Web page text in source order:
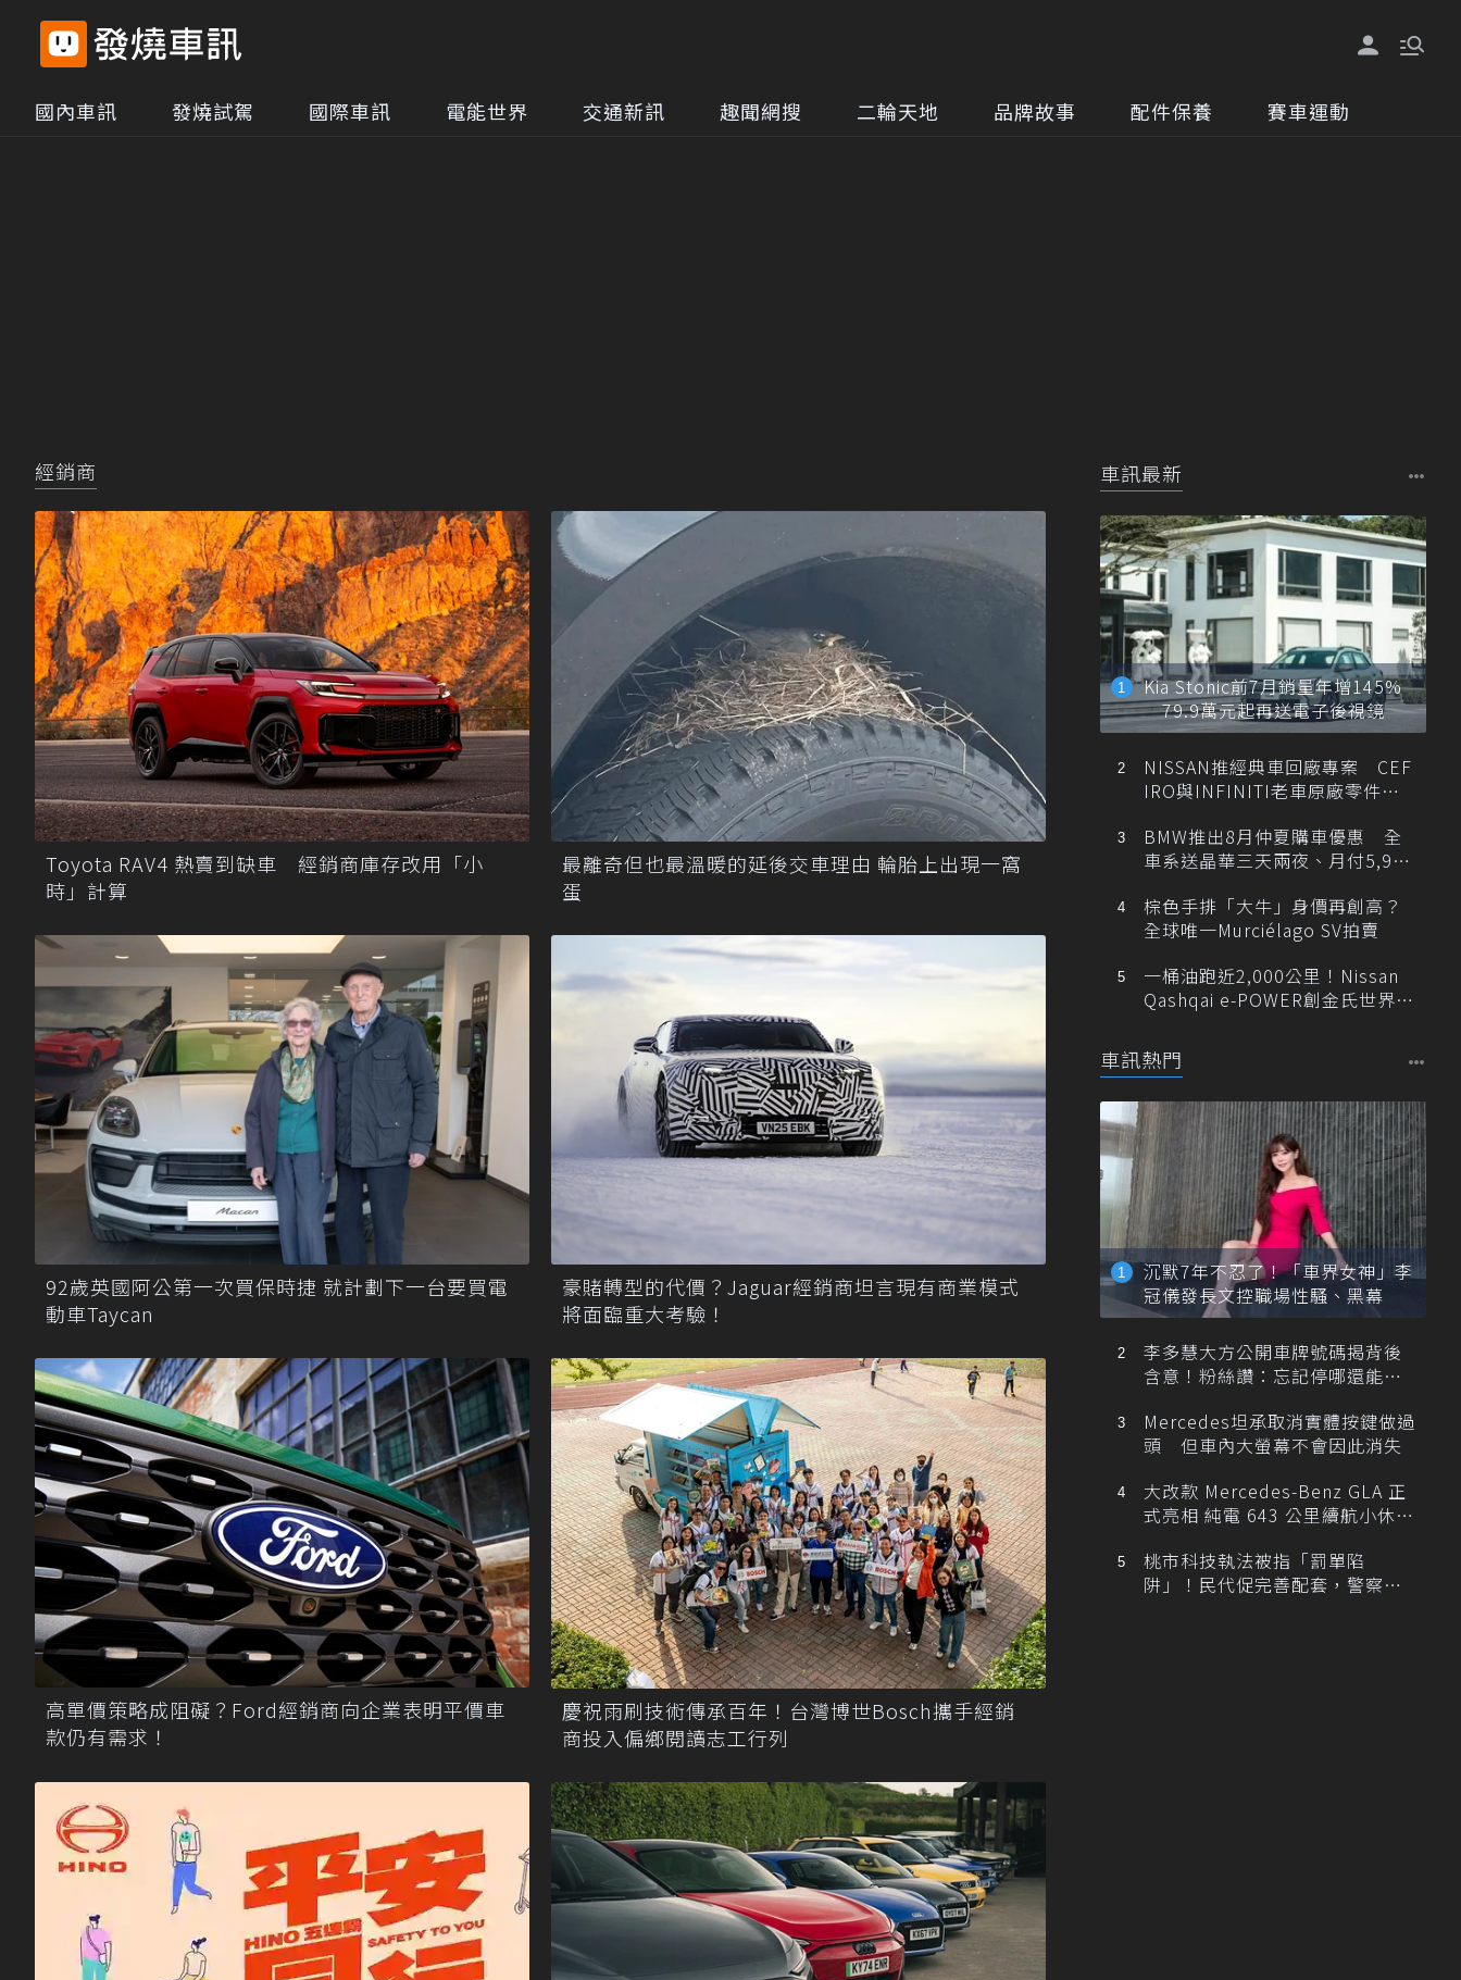
國內車訊 發燒試駕 國際車訊 電能世界 交通新訊 趣聞網搜 二輪天地 品牌故事 配件保養 賽車運動
經銷商
Toyota RAV4 熱賣到缺車 經銷商庫存改用「小
時」計算
最離奇但也最溫暖的延後交車理由 輪胎上出現一窩
蛋
92歲英國阿公第一次買保時捷 就計劃下一台要買電
動車Taycan
豪賭轉型的代價？Jaguar經銷商坦言現有商業模式
將面臨重大考驗！
高單價策略成阻礙？Ford經銷商向企業表明平價車
款仍有需求！
慶祝雨刷技術傳承百年！台灣博世Bosch攜手經銷
商投入偏鄉閱讀志工行列
車訊最新
Kia Stonic前7月銷量年增145%
79.9萬元起再送電子後視鏡
NISSAN推經典車回廠專案 CEF
IRO與INFINITI老車原廠零件最
BMW推出8月仲夏購車優惠 全
車系送晶華三天兩夜、月付5,900
棕色手排「大牛」身價再創高？
全球唯一Murciélago SV拍賣
一桶油跑近2,000公里！Nissan
Qashqai e-POWER創金氏世界紀
車訊熱門
沉默7年不忍了！「車界女神」李
冠儀發長文控職場性騷、黑幕
李多慧大方公開車牌號碼揭背後
含意！粉絲讚：忘記停哪還能幫
Mercedes坦承取消實體按鍵做過
頭 但車內大螢幕不會因此消失
大改款 Mercedes-Benz GLA 正
式亮相 純電 643 公里續航小休
桃市科技執法被指「罰單陷
阱」！民代促完善配套，警察局